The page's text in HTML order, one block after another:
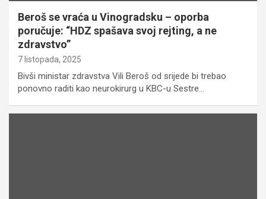
Beroš se vraća u Vinogradsku – oporba
poručuje: “HDZ spašava svoj rejting, a ne
zdravstvo”
7 listopada, 2025
Bivši ministar zdravstva Vili Beroš od srijede bi trebao
ponovno raditi kao neurokirurg u KBC-u Sestre…